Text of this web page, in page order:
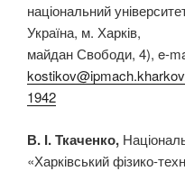
національний
Україна, м. Харків,
майдан Свободи, 4), e-
1942
В. І. Ткаченко,
«Харківський фізико-